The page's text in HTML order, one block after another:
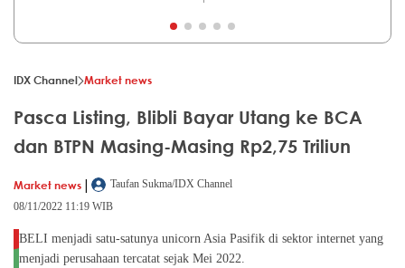
IDX Channel Market news
Pasca Listing, Blibli Bayar Utang ke BCA
dan BTPN Masing-Masing Rp2,75 Triliun
Market news |
Taufan Sukma/IDX Channel
08/11/2022 11:19 WIB
BELI menjadi satu-satunya unicorn Asia Pasifik di sektor internet yang
menjadi perusahaan tercatat sejak Mei 2022.